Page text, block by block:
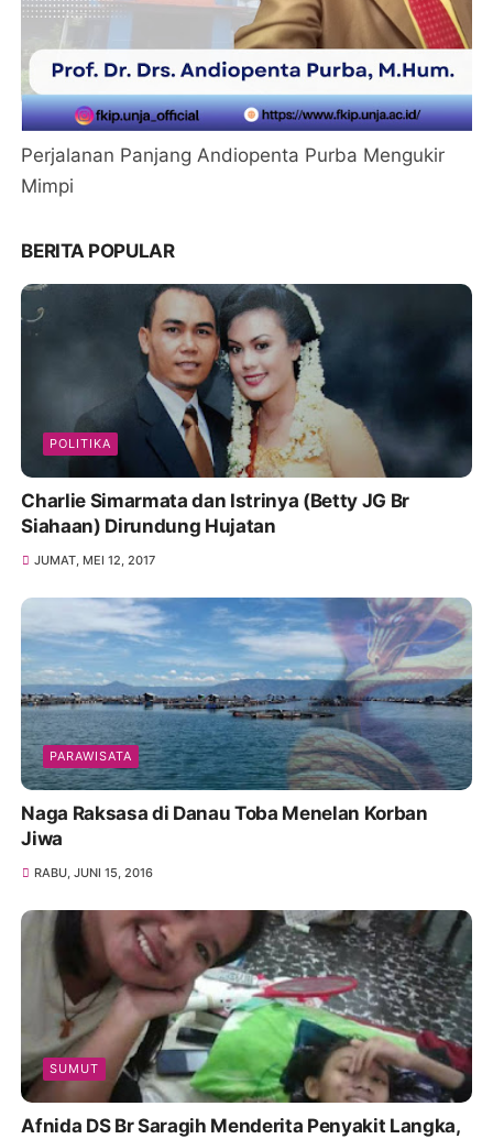
Perjalanan Panjang Andiopenta Purba Mengukir
Mimpi
BERITA POPULAR
POLITIKA
Charlie Simarmata dan Istrinya (Betty JG Br
Siahaan) Dirundung Hujatan
JUMAT, MEI 12, 2017
PARAWISATA
Naga Raksasa di Danau Toba Menelan Korban
Jiwa
RABU, JUNI 15, 2016
SUMUT
Afnida DS Br Saragih Menderita Penyakit Langka,